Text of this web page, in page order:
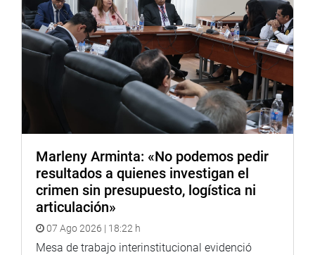
Marleny Arminta: «No podemos pedir
resultados a quienes investigan el
crimen sin presupuesto, logística ni
articulación»
07 Ago 2026 | 18:22 h
Mesa de trabajo interinstitucional evidenció